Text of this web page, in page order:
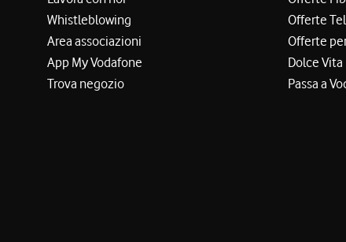
Whistleblowing
Area associazioni
App My Vodafone
Trova negozio
Offerte
Offerte
Dolce Vita
Passa a